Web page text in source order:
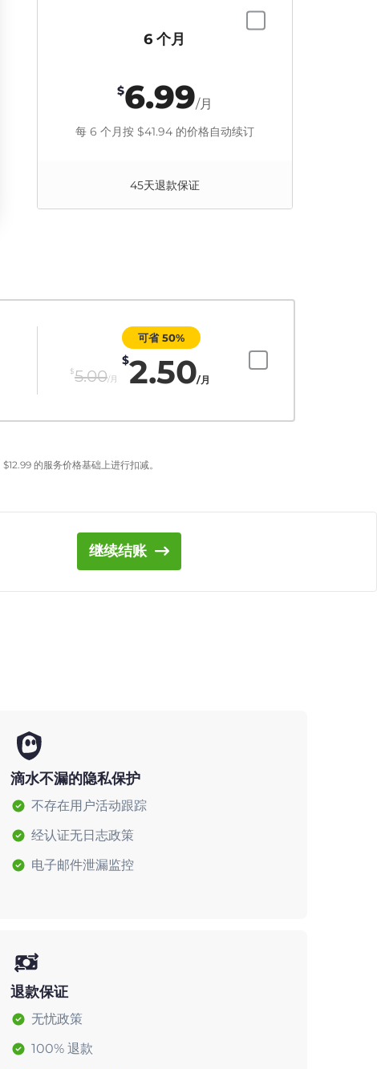
6 个月
$6.99/月
每 6 个月按 $41.94的价格自动续订
45天退款保证
$5.00/月
可省 50%
$2.50/月
$12.99的服务价格基础上进行扣减。
继续结账
滴水不漏的隐私保护
不存在用户活动跟踪
经认证无日志政策
电子邮件泄漏监控
退款保证
无忧政策
100% 退款